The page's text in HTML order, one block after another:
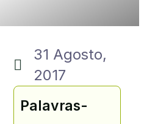
31 Agosto,
2017
Palavras-